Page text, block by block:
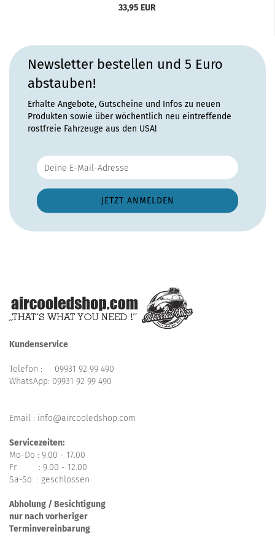
33,95 EUR
Newsletter bestellen und 5 Euro
abstauben!
Erhalte Angebote, Gutscheine und Infos zu neuen
Produkten sowie über wöchentlich neu eintreffende
rostfreie Fahrzeuge aus den USA!
Kundenservice
Telefon : 09931 92 99 490
WhatsApp: 09931 92 99 490
Email : info@aircooledshop.com
Servicezeiten:
Mo-Do : 9.00 - 17.00
Fr : 9.00 - 12.00
Sa-So : geschlossen
Abholung / Besichtigung
nur nach vorheriger
Terminvereinbarung